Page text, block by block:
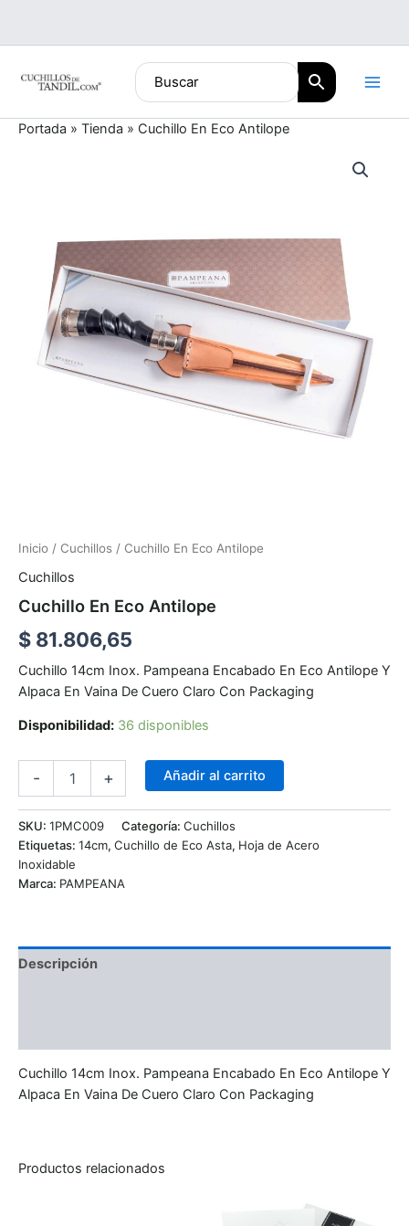
contenido
Portada » Tienda » Cuchillo En Eco Antilope
Inicio / Cuchillos / Cuchillo En Eco Antilope
Cuchillos
Cuchillo En Eco Antilope
$ 81.806,65
Cuchillo 14cm Inox. Pampeana Encabado En Eco Antilope Y
Alpaca En Vaina De Cuero Claro Con Packaging
Disponibilidad: 36 disponibles
- + Añadir al carrito
SKU: 1PMC009 Categoría: Cuchillos
Etiquetas: 14cm, Cuchillo de Eco Asta, Hoja de Acero
Inoxidable
Marca: PAMPEANA
Descripción
Cuchillo 14cm Inox. Pampeana Encabado En Eco Antilope Y
Alpaca En Vaina De Cuero Claro Con Packaging
Productos relacionados